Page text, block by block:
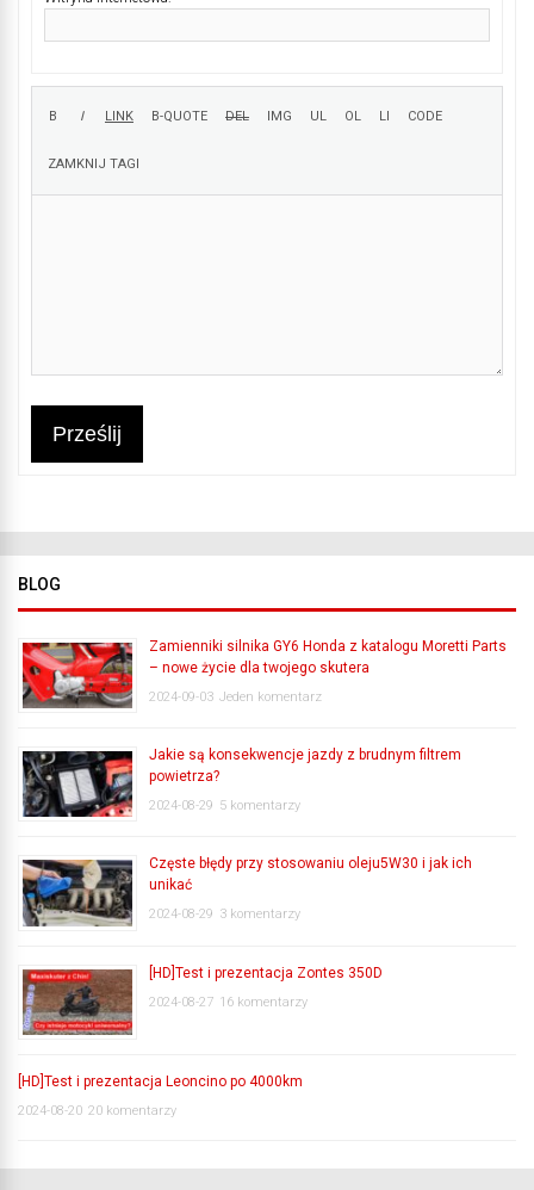
Prześlij
BLOG
Zamienniki silnika GY6 Honda z katalogu Moretti Parts
– nowe życie dla twojego skutera
2024-09-03 Jeden komentarz
Jakie są konsekwencje jazdy z brudnym filtrem
powietrza?
2024-08-29 5 komentarzy
Częste błędy przy stosowaniu oleju5W30 i jak ich
unikać
2024-08-29 3 komentarzy
[HD]Test i prezentacja Zontes 350D
2024-08-27 16 komentarzy
[HD]Test i prezentacja Leoncino po 4000km
2024-08-20 20 komentarzy